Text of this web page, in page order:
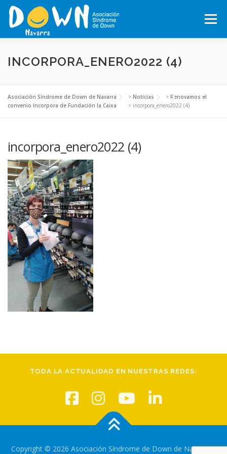
Saltar
contenido
Menú
INICIO CONÓCENOS SÍNDROME DE DOWN
QUÉ HACEMOS MOTXILA21 VOLUNTARIADO
TEJIENDO REDES, RED NAVARRA DE EMPRESAS INCLUSIVAS
COLABORA ACTIVIDADES 2026-2027
INCORPORA_ENERO2022 (4)
Asociación Síndrome de Down de Navarra > Noticias > Renovamos el
convenio Incorpora de Fundación la Caixa
> incorpora_enero2022 (4)
incorpora_enero2022 (4)
TODA LA ACTUALIDAD EN NUESTRAS REDES:
Copyright © 2026 Asociación Síndrome de Down de Navarra–